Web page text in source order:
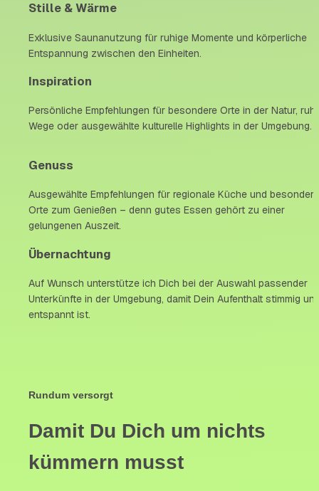
Stille & Wärme
Exklusive Saunanutzung für ruhige Momente und körperliche
Entspannung zwischen den Einheiten.
Inspiration
Persönliche Empfehlungen für besondere Orte in der Natur,
Wege oder ausgewählte kulturelle Highlights in der Umgebung.
Genuss
Ausgewählte Empfehlungen für regionale Küche und besondere
Orte zum Genießen – denn gutes Essen gehört zu einer
gelungenen Auszeit.
Übernachtung
Auf Wunsch unterstütze ich Dich bei der Auswahl passender
Unterkünfte in der Umgebung, damit Dein Aufenthalt stimmig
entspannt ist.
Rundum versorgt
Damit Du Dich um nichts
kümmern musst